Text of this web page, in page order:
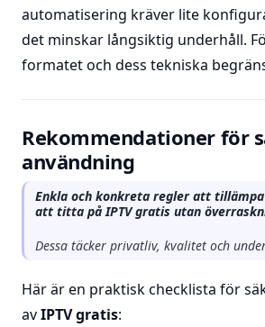
automatisering kräver lite
det minskar långsiktig underhåll.
formatet och dess tekniska
Rekommendationer för
användning
Enkla och konkreta regler att
att titta på IPTV gratis utan
Dessa täcker privatliv, kvalitet och
Här är en praktisk checklista för
avIPTV gratis: